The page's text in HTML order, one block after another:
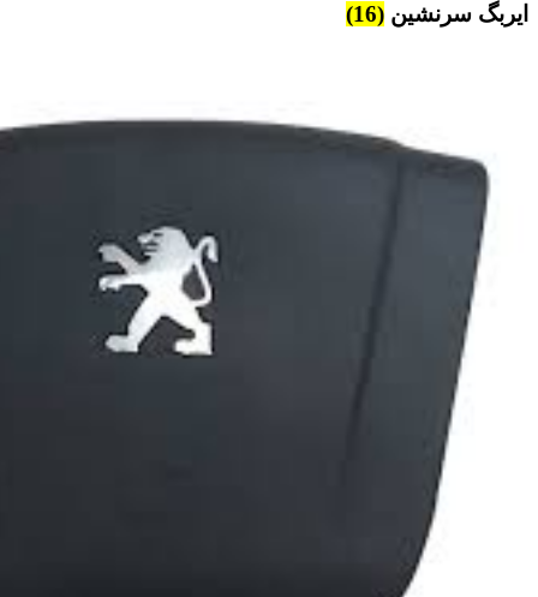
ایربگ سرنشین (16)